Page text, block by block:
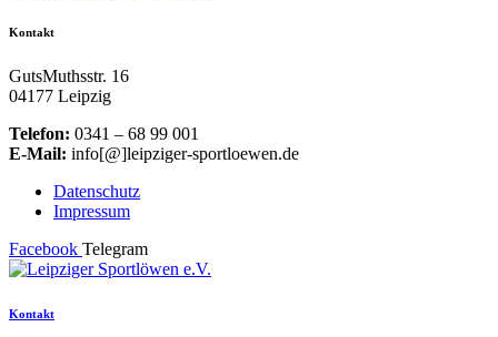
Kontakt
GutsMuthsstr. 16
04177 Leipzig
Telefon: 0341 – 68 99 001
E-Mail: info[@]leipziger-sportloewen.de
Datenschutz
Impressum
Facebook Telegram
Kontakt